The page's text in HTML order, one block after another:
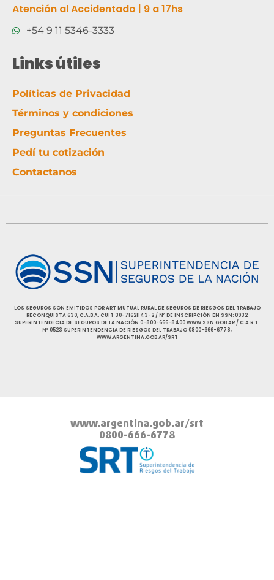
Atención al Accidentado | 9 a 17hs
+54 9 11 5346-3333
Links útiles
Políticas de Privacidad
Términos y condiciones
Preguntas Frecuentes
Pedí tu cotización
Contactanos
LOS SEGUROS SON EMITIDOS POR ART MUTUAL RURAL DE SEGUROS DE RIESGOS DEL TRABAJO
RECONQUISTA 630, C.A.B.A. CUIT 30-71621143-2 / Nº DE INSCRIPCIÓN EN SSN: 0932
SUPERINTENDECIA DE SEGUROS DE LA NACIÓN 0-800-666-8400 WWW.SSN.GOB.AR / C.A.R.T.
Nº 0523 SUPERINTENDENCIA DE RIESGOS DEL TRABAJO 0800-666-6778,
WWW.ARGENTINA.GOB.AR/SRT
0800-666-6778
www.argentina.gob.ar/srt